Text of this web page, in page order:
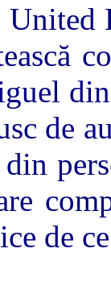
de
de